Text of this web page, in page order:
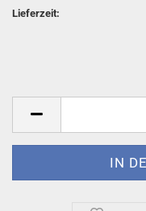
Lieferzeit: